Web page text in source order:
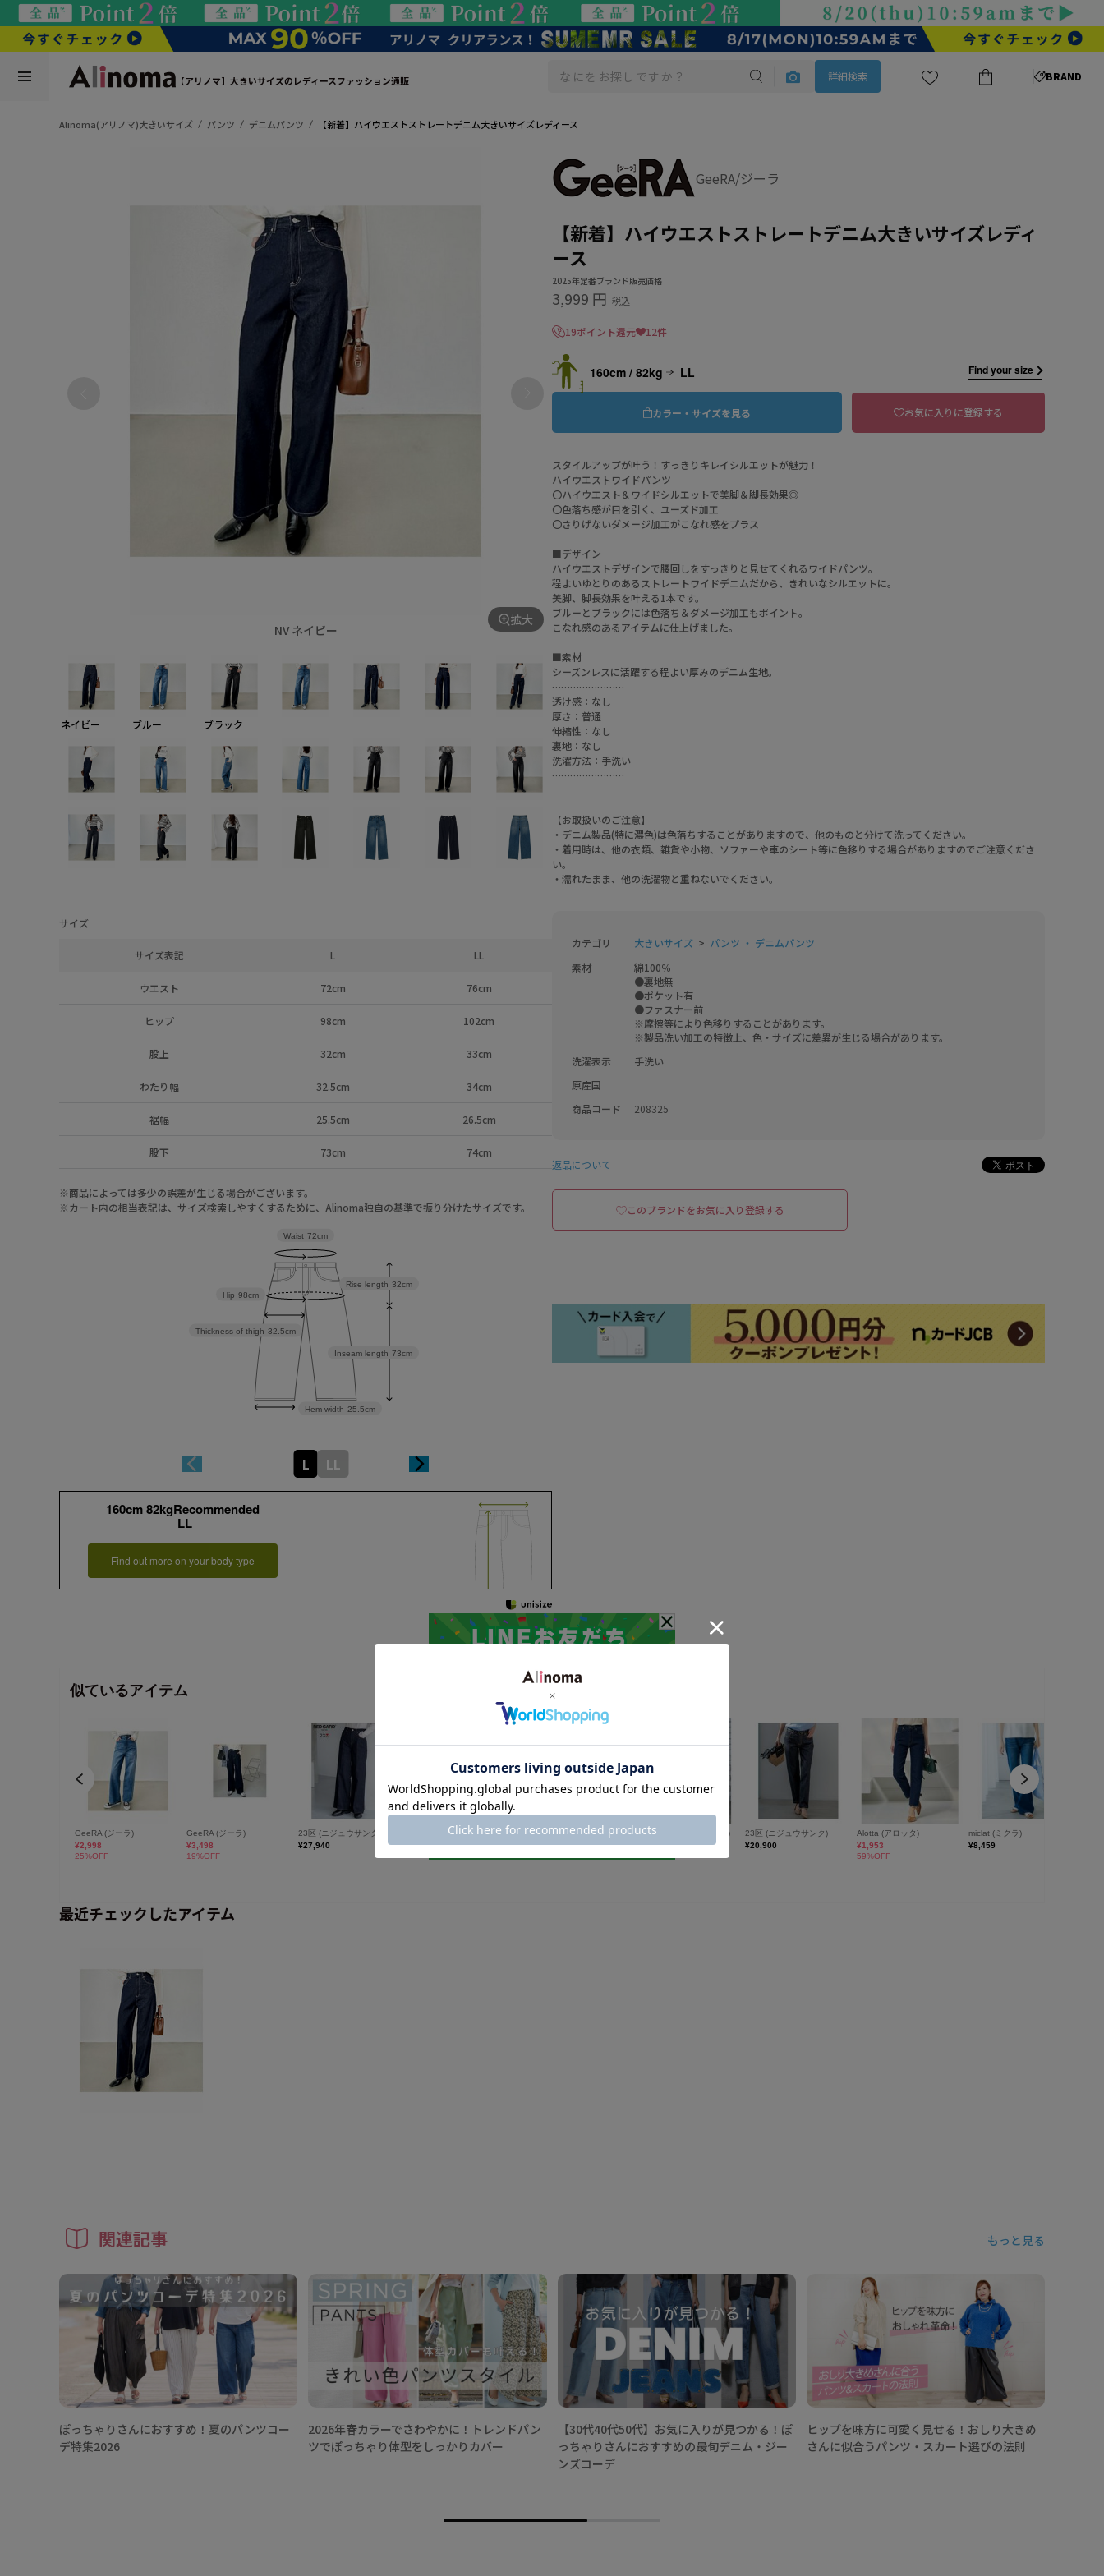
【アリノマ】大きいサイズのレディースファッション通販 詳細検索 BRAND
Alinoma(アリノマ)大きいサイズ パンツ デニムパンツ 【新着】ハイウエストストレートデニム大きいサイズレディース
NV ネイビー
拡大
ネイビー ブルー ブラック
サイズ
サイズ表記 L LL
ウエスト 72cm 76cm
ヒップ 98cm 102cm
股上 32cm 33cm
わたり幅 32.5cm 34cm
裾幅 25.5cm 26.5cm
股下 73cm 74cm
※商品によっては多少の誤差が生じる場合がございます。
※カート内の相当表記は、サイズ検索しやすくするために、Alinoma独自の基準で振り分けたサイズです。
Inseam length 73cm
Rise length 32cm
Hem width 25.5cm
Thickness of thigh 32.5cm
Hip 98cm
Waist 72cm
L LL
160cm 82kgRecommended
LL
Find out more on your body type
GeeRA/ジーラ
【新着】ハイウエストストレートデニム大きいサイズレディ
ース
2025年定番ブランド販売価格
3,999 円 税込
19ポイント還元 12件
160cm / 82kg LL Find your size
カラー・サイズを見る お気に入りに登録する
スタイルアップが叶う！すっきりキレイシルエットが魅力！
ハイウエストワイドパンツ
〇ハイウエスト＆ワイドシルエットで美脚＆脚長効果◎
〇色落ち感が目を引く、ユーズド加工
〇さりげないダメージ加工がこなれ感をプラス
■デザイン
ハイウエストデザインで腰回しをすっきりと見せてくれるワイドパンツ。
程よいゆとりのあるストレートワイドデニムだから、きれいなシルエットに。
美脚、脚長効果を叶える1本です。
ブルーとブラックには色落ち＆ダメージ加工もポイント。
こなれ感のあるアイテムに仕上げました。
■素材
シーズンレスに活躍する程よい厚みのデニム生地。
……………………
透け感：なし
厚さ：普通
伸縮性：なし
裏地：なし
洗濯方法：手洗い
……………………
【お取扱いのご注意】
・デニム製品(特に濃色)は色落ちすることがありますので、他のものと分けて洗ってください。
・着用時は、他の衣類、雑貨や小物、ソファーや車のシート等に色移りする場合がありますのでご注意くださ
い。
・濡れたまま、他の洗濯物と重ねないでください。
カテゴリ 大きいサイズ
パンツ ・ デニムパンツ
素材
綿100％
●裏地無
●ポケット有
●ファスナー前
※摩擦等により色移りすることがあります。
※製品洗い加工の特徴上、色・サイズに差異が生じる場合があります。
洗濯表示
手洗い
原産国
商品コード
208325
返品について
このブランドをお気に入り登録する
最近チェックしたアイテム
関連記事 もっと見る
ぽっちゃりさんにおすすめ！夏のパンツコー
デ特集2026
2026年春カラーでさわやかに！トレンドパン
ツでぽっちゃり体型をしっかりカバー
【30代40代50代】お気に入りが見つかる！ぽ
っちゃりさんにおすすめの最旬デニム・ジー
ンズコーデ
ヒップを味方に可愛く見せる！おしり大きめ
さんに似合うパンツ・スカート選びの法則